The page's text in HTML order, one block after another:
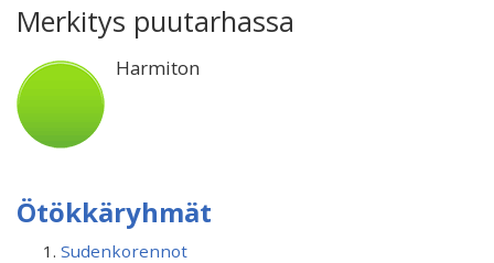
Merkitys puutarhassa
Harmiton
Ötökkäryhmät
Sudenkorennot